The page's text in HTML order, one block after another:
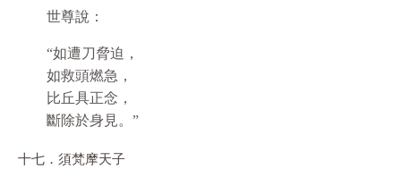
世尊說：
“如遭刀脅迫，
如救頭燃急，
比丘具正念，
斷除於身見。”
十七．須梵摩天子